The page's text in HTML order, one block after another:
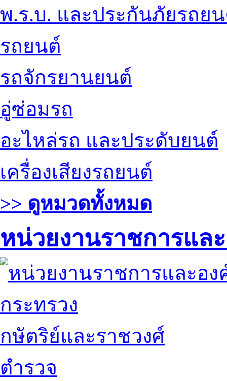
พ.ร.บ. และประกันภัยรถย
รถยนต์
รถจักรยานยนต์
อู่ซ่อมรถ
อะไหล่รถ และประดับยนต์
เครื่องเสียงรถยนต์
>> ดูหมวดทั้งหมด
หน่วยงานราชการแล
กระทรวง
กษัตริย์และราชวงศ์
ตำรวจ